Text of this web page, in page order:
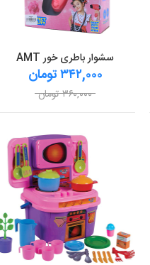
سشوار باطری خور AMT
۳۴۲,۰۰۰ تومان
۳۶۰,۰۰۰ تومان